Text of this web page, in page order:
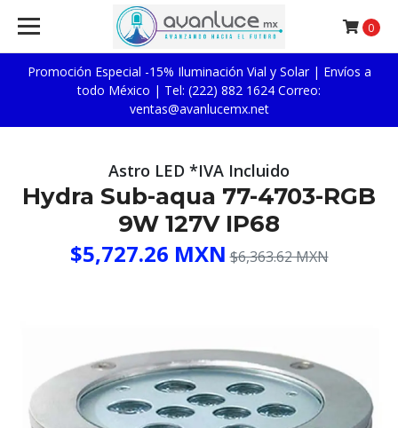
Promoción Especial -15% Iluminación Vial y Solar | Envíos a
todo México | Tel: (222) 882 1624 Correo:
ventas@avanlucemx.net
0
Astro LED *IVA Incluido
Hydra Sub-aqua 77-4703-RGB
9W 127V IP68
$5,727.26 MXN $6,363.62 MXN